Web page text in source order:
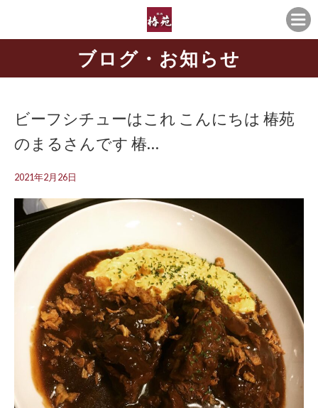
ブログ・お知らせ
ビーフシチューはこれ️ こんにちは️ 椿苑
のまるさんです 椿…
2021年2月26日